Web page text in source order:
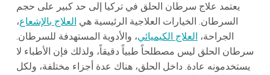
يعتمد علاج سرطان الحلق في تركيا إلى حد كبير على حجم
السرطان. الخيارات العلاجية الرئيسية هي العلاج بالإشعاع،
الجراحة، العلاج الكيميائي، والأدوية المستهدفة للسرطان.
سرطان الحلق ليس مصطلحاً طبياً دقيقاً، ولذلك فإن الأطباء لا
يستخدمونه عادة. داخل الحلق، هناك عدة أجزاء مختلفة، ولكل